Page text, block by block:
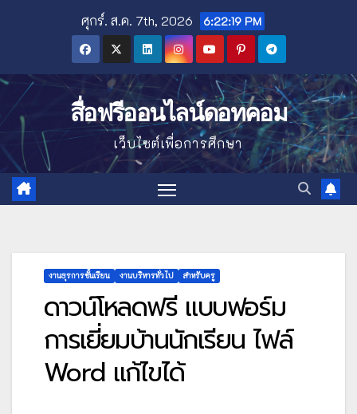
ศุกร์. ส.ค. 7th, 2026 6:22:21 PM
สื่อฟรีออนไลน์ดอทคอม
เว็บไซต์เพื่อการศึกษา
งานธุรการชั้นเรียน งานบริหารทั่วไป สำหรับครู
ดาวน์โหลดฟรี แบบฟอร์ม
การเยี่ยมบ้านนักเรียน ไฟล์
Word แก้ไขได้